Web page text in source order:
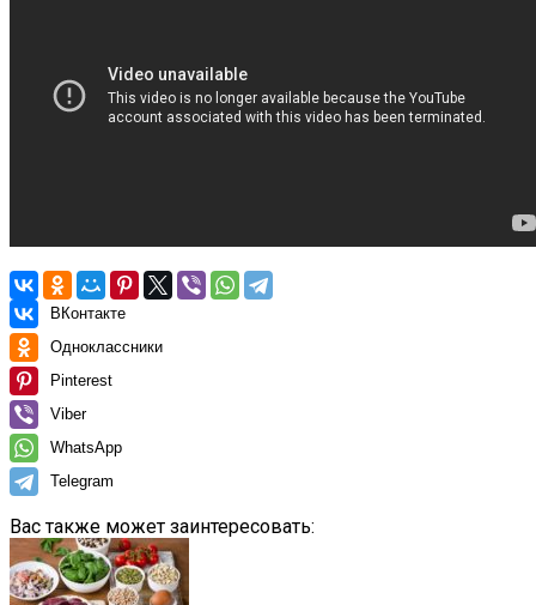
ВКонтакте
Одноклассники
Pinterest
Viber
WhatsApp
Telegram
Вас также может заинтересовать: